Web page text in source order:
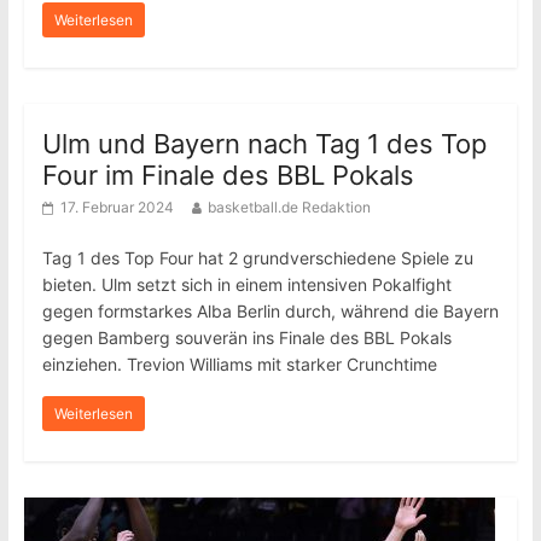
Weiterlesen
Ulm und Bayern nach Tag 1 des Top
Four im Finale des BBL Pokals
17. Februar 2024 basketball.de Redaktion
Tag 1 des Top Four hat 2 grundverschiedene Spiele zu
bieten. Ulm setzt sich in einem intensiven Pokalfight
gegen formstarkes Alba Berlin durch, während die Bayern
gegen Bamberg souverän ins Finale des BBL Pokals
einziehen. Trevion Williams mit starker Crunchtime
Weiterlesen